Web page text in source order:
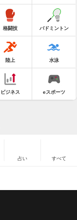
格闘技 バドミントン
陸上 水泳
ビジネス eスポーツ
占い すべて